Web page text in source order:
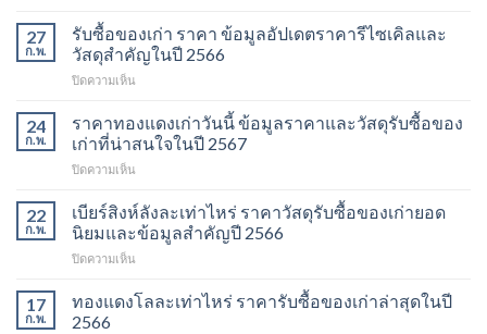
ราคา
ของ
เก่า
วัน
ข้อมูล
ราคา
วัสดุ
ที่
ควร
27
ก.พ.
รับซื้อของเก่า ราคา ข้อมูลอัปเดตราคารีไซเคิลและ
วัสดุสำคัญในปี 2566
ปิดความเห็น
ของ
เก่า
ราคา
อัปเดต
ราคา
รีไซเคิล
และ
สำคัญ
24
ก.พ.
ราคาทองแดงเก่าวันนี้ ข้อมูลราคาและวัสดุรับซื้อของ
เก่าที่น่าสนใจในปี 2567
ปิดความเห็น
ทองแดง
เก่า
วัน
นี้
ราคา
22
ก.พ.
เบียร์สิงห์ลังละเท่าไหร่ ราคาวัสดุรับซื้อของเก่ายอด
นิยมและข้อมูลสำคัญปี 2566
ปิดความเห็น
สิงห์
17
ก.พ.
ทองแดงโลละเท่าไหร่ ราคารับซื้อของเก่าล่าสุดในปี
2566